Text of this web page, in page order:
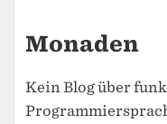
Monaden
Kein Blog über